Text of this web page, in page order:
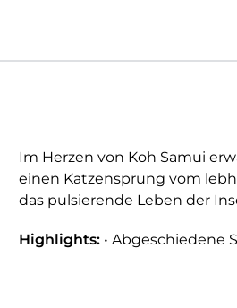
Im Herzen von Koh Samui
einen Katzensprung vom
das pulsierende Leben der
Highlights: • Abgeschiedene